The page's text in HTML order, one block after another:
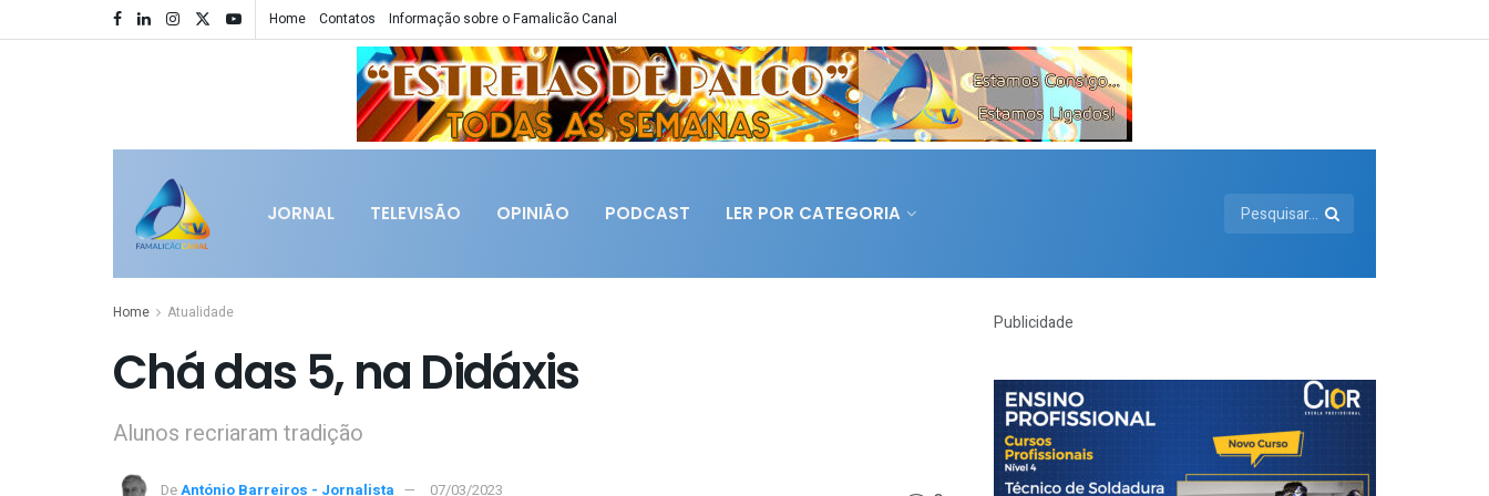
Home Contatos Informação sobre o Famalicão Canal
JORNAL TELEVISÃO OPINIÃO PODCAST LER POR CATEGORIA
Home Atualidade
Chá das 5, na Didáxis
Alunos recriaram tradição
DeAntónio Barreiros - Jornalista 07/03/2023
Publicidade